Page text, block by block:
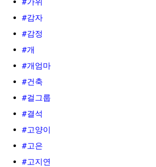
#감자
#감정
#개
#개엄마
#건축
#걸그룹
#결석
#고양이
#고은
#고지연